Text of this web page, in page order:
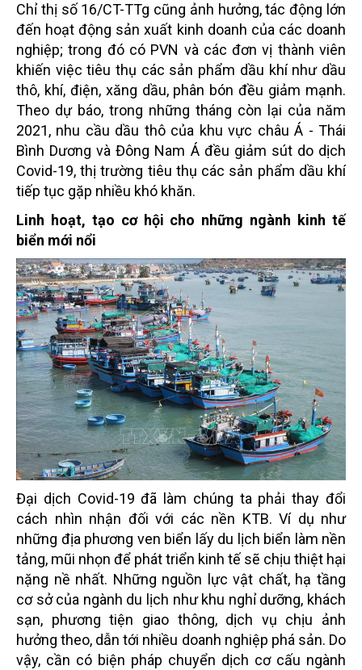
Chỉ thị số 16/CT-TTg cũng ảnh hưởng, tác động lớn
đến hoạt động sản xuất kinh doanh của các doanh
nghiệp; trong đó có PVN và các đơn vị thành viên
khiến việc tiêu thụ các sản phẩm dầu khí như dầu
thô, khí, điện, xăng dầu, phân bón đều giảm mạnh.
Theo dự báo, trong những tháng còn lại của năm
2021, nhu cầu dầu thô của khu vực châu Á - Thái
Bình Dương và Đông Nam Á đều giảm sút do dịch
Covid-19, thị trường tiêu thụ các sản phẩm dầu khí
tiếp tục gặp nhiều khó khăn.
Linh hoạt, tạo cơ hội cho những ngành kinh tế
biển mới nổi
Đại dịch Covid-19 đã làm chúng ta phải thay đổi
cách nhìn nhận đối với các nền KTB. Ví dụ như
những địa phương ven biển lấy du lịch biển làm nền
tảng, mũi nhọn để phát triển kinh tế sẽ chịu thiệt hại
nặng nề nhất. Những nguồn lực vật chất, hạ tầng
cơ sở của ngành du lịch như khu nghỉ dưỡng, khách
sạn, phương tiện giao thông, dịch vụ chịu ảnh
hưởng theo, dẫn tới nhiều doanh nghiệp phá sản. Do
vậy, cần có biện pháp chuyển dịch cơ cấu ngành